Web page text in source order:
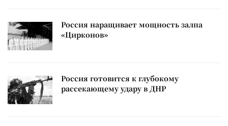
Россия наращивает мощность залпа
«Цирконов»
Россия готовится к глубокому
рассекающему удару в ДНР